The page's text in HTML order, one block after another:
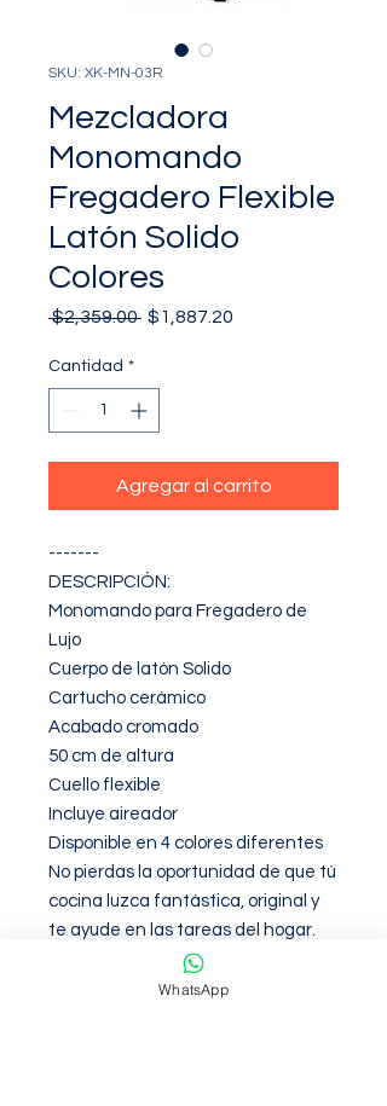
SKU: XK-MN-03R
Mezcladora
Monomando
Fregadero Flexible
Latón Solido
Colores
$2,359.00 Precio
$1,887.20
Cantidad *
Agregar al carrito
-------
DESCRIPCIÓN:
Monomando para Fregadero de
Lujo
Cuerpo de latón Solido
Cartucho cerámico
Acabado cromado
50 cm de altura
Cuello flexible
Incluye aireador
Disponible en 4 colores diferentes
No pierdas la oportunidad de que tú
cocina luzca fantástica, original y
te ayude en las tareas del hogar.
Garantia de 12 Meses contra
WhatsApp